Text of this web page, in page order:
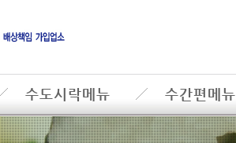
수도시락메뉴 수간편메뉴